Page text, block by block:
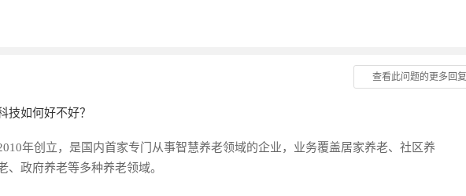
查看此问题的更多回复
技如何好不好？
年创立，是国内首家专门从事智慧养老领域的企业，业务覆盖居家养老、社区养
、政府养老等多种养老领域。